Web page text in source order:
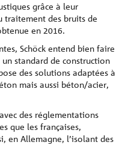
grâce à leur
traitement des bruits de
en 2016.
Schöck entend bien faire
standard de construction
des solutions adaptées à
mais aussi béton/acier,
des réglementations
que les françaises,
en Allemagne, l’isolant des